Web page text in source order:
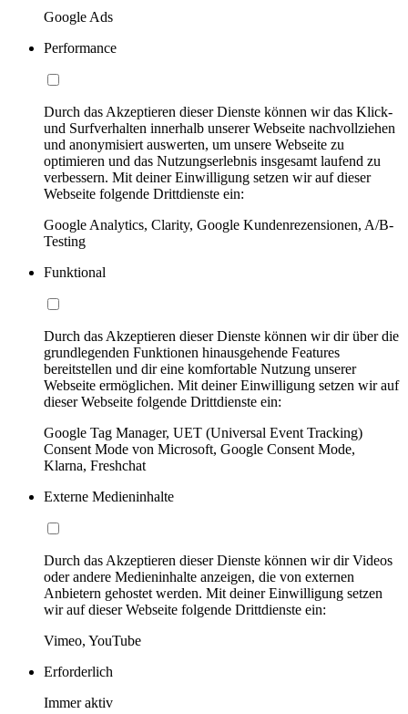
Google Ads
Performance
Durch das Akzeptieren dieser Dienste können wir das Klick-
und Surfverhalten innerhalb unserer Webseite nachvollziehen
und anonymisiert auswerten, um unsere Webseite zu
optimieren und das Nutzungserlebnis insgesamt laufend zu
verbessern. Mit deiner Einwilligung setzen wir auf dieser
Webseite folgende Drittdienste ein:
Google Analytics, Clarity, Google Kundenrezensionen, A/B-
Testing
Funktional
Durch das Akzeptieren dieser Dienste können wir dir über die
grundlegenden Funktionen hinausgehende Features
bereitstellen und dir eine komfortable Nutzung unserer
Webseite ermöglichen. Mit deiner Einwilligung setzen wir auf
dieser Webseite folgende Drittdienste ein:
Google Tag Manager, UET (Universal Event Tracking)
Consent Mode von Microsoft, Google Consent Mode,
Klarna, Freshchat
Externe Medieninhalte
Durch das Akzeptieren dieser Dienste können wir dir Videos
oder andere Medieninhalte anzeigen, die von externen
Anbietern gehostet werden. Mit deiner Einwilligung setzen
wir auf dieser Webseite folgende Drittdienste ein:
Vimeo, YouTube
Erforderlich
Immer aktiv